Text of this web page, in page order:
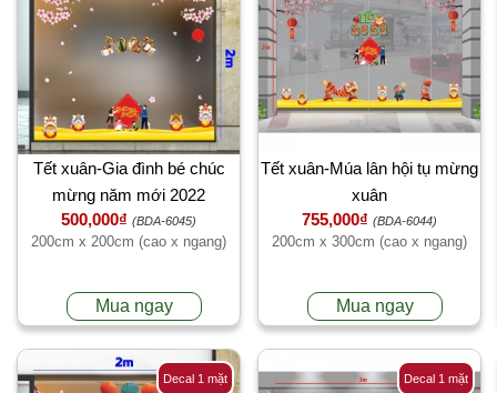
Tết xuân-Gia đình bé chúc
mừng năm mới 2022
500,000₫ (BDA-6045)
200cm x 200cm (cao x ngang)
Mua ngay
Tết xuân-Múa lân hội tụ mừng
xuân
755,000₫ (BDA-6044)
200cm x 300cm (cao x ngang)
Mua ngay
Decal 1 mặt Decal 1 mặt